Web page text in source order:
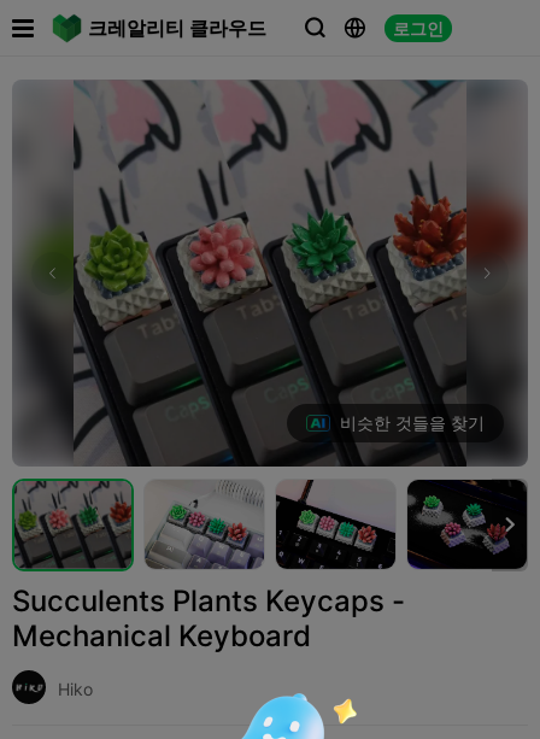
크레알리티 클라우드   로그인
 
비슷한 것들을 찾기

Succulents Plants Keycaps -
Mechanical Keyboard
Hiko